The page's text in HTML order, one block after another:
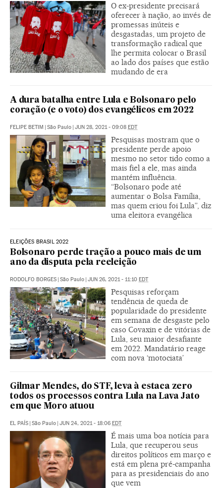
O ex-presidente precisará
oferecer à nação, ao invés de
promessas inúteis e
desgastadas, um projeto de
transformação radical que
lhe permita colocar o Brasil
ao lado dos países que estão
mudando de era
A dura batalha entre Lula e Bolsonaro pelo
coração (e o voto) dos evangélicos em 2022
FELIPE BETIM | São Paulo | JUN 28, 2021 - 09:08 EDT
Pesquisas mostram que o
presidente perde apoio
mesmo no setor tido como a
mais fiel a ele, mas ainda
mantém influência.
“Bolsonaro pode até
aumentar o Bolsa Família,
mas quem criou foi Lula”, diz
uma eleitora evangélica
ELEIÇÕES BRASIL 2022
Bolsonaro perde tração a pouco mais de um
ano da disputa pela reeleição
RODOLFO BORGES | São Paulo | JUN 26, 2021 - 11:10 EDT
Pesquisas reforçam
tendência de queda de
popularidade do presidente
em semana de desgaste pelo
caso Covaxin e de vitórias de
Lula, seu maior desafiante
em 2022. Mandatário reage
com nova ‘motociata’
Gilmar Mendes, do STF, leva à estaca zero
todos os processos contra Lula na Lava Jato
em que Moro atuou
EL PAÍS | São Paulo | JUN 24, 2021 - 18:06 EDT
É mais uma boa notícia para
Lula, que recuperou seus
direitos políticos em março e
está em plena pré-campanha
para as presidenciais do ano
que vem